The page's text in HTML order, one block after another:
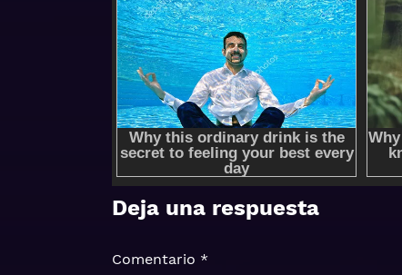
Deja una respuesta
Comentario *